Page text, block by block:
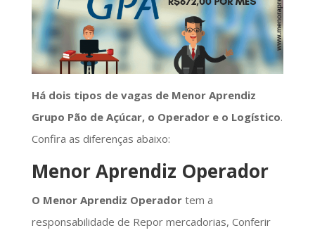
Há dois tipos de vagas de Menor Aprendiz
Grupo Pão de Açúcar, o Operador e o Logístico.
Confira as diferenças abaixo:
Menor Aprendiz Operador
O Menor Aprendiz Operadortem a
responsabilidade de Repor mercadorias, Conferir